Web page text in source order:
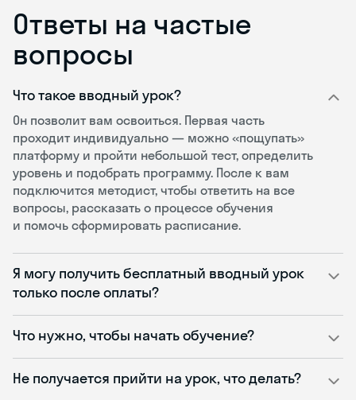
Ответы на частые
вопросы
Что такое вводный урок?
Он позволит вам освоиться. Первая часть
проходит индивидуально — можно «пощупать»
платформу и пройти небольшой тест, определить
уровень и подобрать программу. После к вам
подключится методист, чтобы ответить на все
вопросы, рассказать о процессе обучения
и помочь сформировать расписание.
Я могу получить бесплатный вводный урок
только после оплаты?
Что нужно, чтобы начать обучение?
Не получается прийти на урок, что делать?